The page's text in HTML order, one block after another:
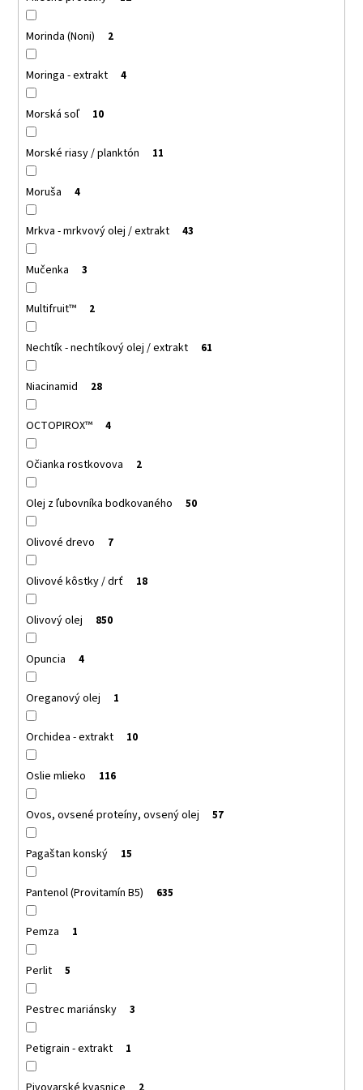
Morinda (Noni) 2
Moringa - extrakt 4
Morská soľ 10
Morské riasy / planktón 11
Moruša 4
Mrkva - mrkvový olej / extrakt 43
Mučenka 3
Multifruit™ 2
Nechtík - nechtíkový olej / extrakt 61
Niacinamid 28
OCTOPIROX™ 4
Očianka rostkovova 2
Olej z ľubovníka bodkovaného 50
Olivové drevo 7
Olivové kôstky / drť 18
Olivový olej 850
Opuncia 4
Oreganový olej 1
Orchidea - extrakt 10
Oslie mlieko 116
Ovos, ovsené proteíny, ovsený olej 57
Pagaštan konský 15
Pantenol (Provitamín B5) 635
Pemza 1
Perlit 5
Pestrec mariánsky 3
Petigrain - extrakt 1